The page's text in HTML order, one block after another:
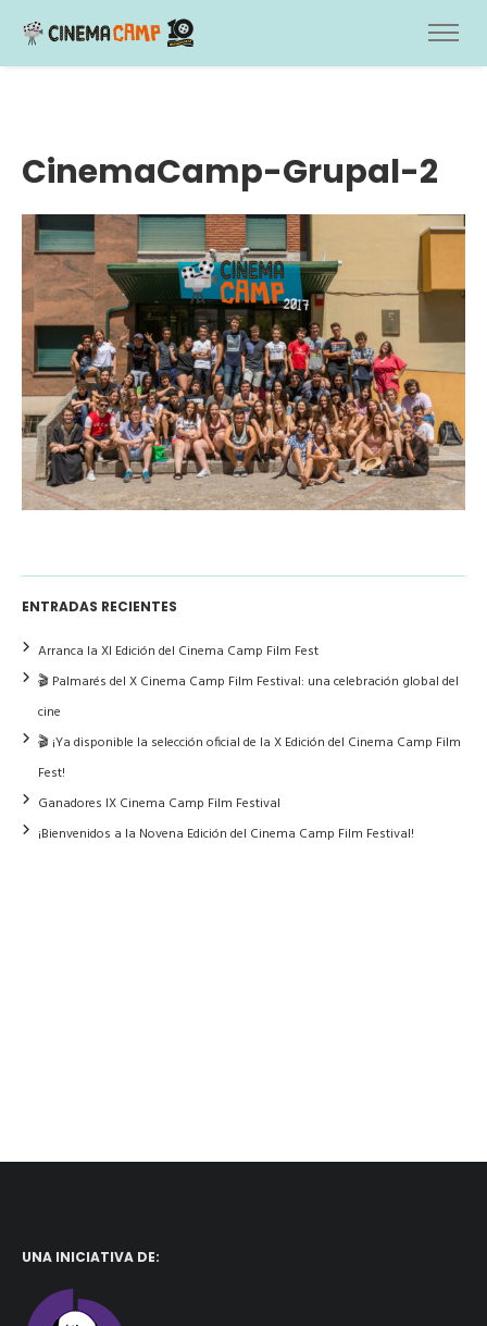
CinemaCamp-Grupal-2
ENTRADAS RECIENTES
Arranca la XI Edición del Cinema Camp Film Fest
🎬 Palmarés del X Cinema Camp Film Festival: una celebración global del
cine
🎬 ¡Ya disponible la selección oficial de la X Edición del Cinema Camp Film
Fest!
Ganadores IX Cinema Camp Film Festival
¡Bienvenidos a la Novena Edición del Cinema Camp Film Festival!
UNA INICIATIVA DE: